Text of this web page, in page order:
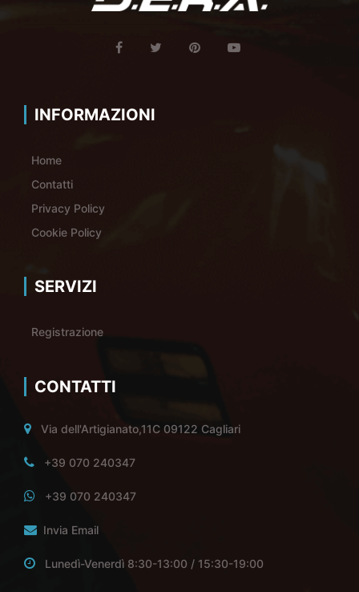
INFORMAZIONI
Home
Contatti
Privacy Policy
Cookie Policy
SERVIZI
Registrazione
CONTATTI
Via dell'Artigianato,11C 09122 Cagliari
+39 070 240347
+39 070 240347
Invia Email
Lunedì-Venerdì 8:30-13:00 / 15:30-19:00